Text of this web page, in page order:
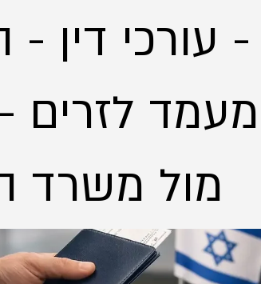
עורכי דין -
לזרים -